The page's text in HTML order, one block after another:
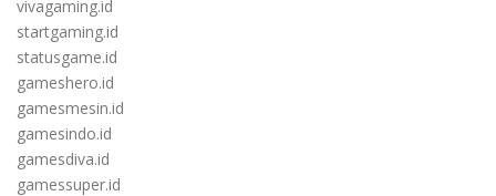
vivagaming.id
startgaming.id
statusgame.id
gameshero.id
gamesmesin.id
gamesindo.id
gamesdiva.id
gamessuper.id